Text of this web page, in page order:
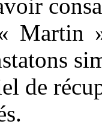
Martin
de